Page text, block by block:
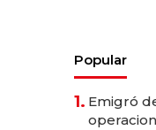
Popular
1. Emigró